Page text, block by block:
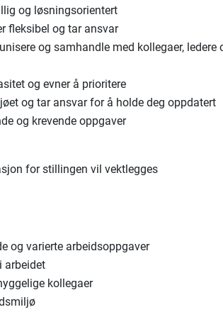
og løsningsorientert
fleksibel og tar ansvar
og samhandle med kollegaer, ledere
og evner å prioritere
og tar ansvar for å holde deg oppdatert
og krevende oppgaver
for stillingen vil vektlegges
og varierte arbeidsoppgaver
arbeidet
kollegaer